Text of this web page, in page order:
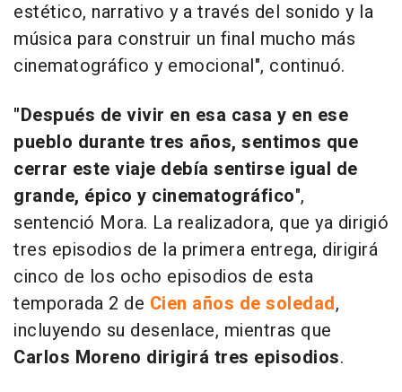
estético, narrativo y a través del sonido y la
música para construir un final mucho más
cinematográfico y emocional", continuó.
"Después de vivir en esa casa y en ese
pueblo durante tres años, sentimos que
cerrar este viaje debía sentirse igual de
grande, épico y cinematográfico",
sentenció Mora. La realizadora, que ya dirigió
tres episodios de la primera entrega, dirigirá
cinco de los ocho episodios de esta
temporada 2 de Cien años de soledad,
incluyendo su desenlace, mientras que
Carlos Moreno dirigirá tres episodios.